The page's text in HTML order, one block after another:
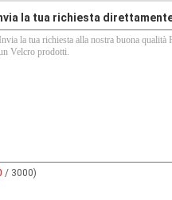
la tua richiesta
/ 3000)